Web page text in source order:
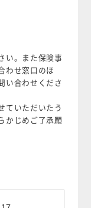
い。また保険事
わせ窓口のほ
い合わせくださ
ていただいたう
かじめご了承願